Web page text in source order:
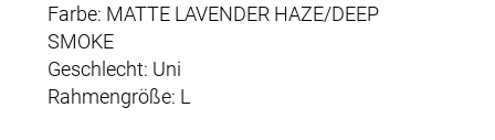
Farbe: MATTE LAVENDER HAZE/DEEP
SMOKE
Geschlecht: Uni
Rahmengröße: L